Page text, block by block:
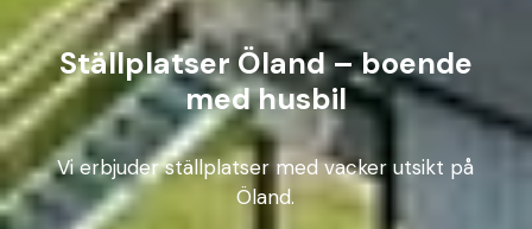
Ställplatser Öland – boende
med husbil
Vi erbjuder ställplatser med vacker utsikt på
Öland.